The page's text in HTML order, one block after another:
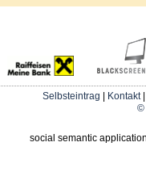
Selbsteintrag Kontakt
©
social semantic